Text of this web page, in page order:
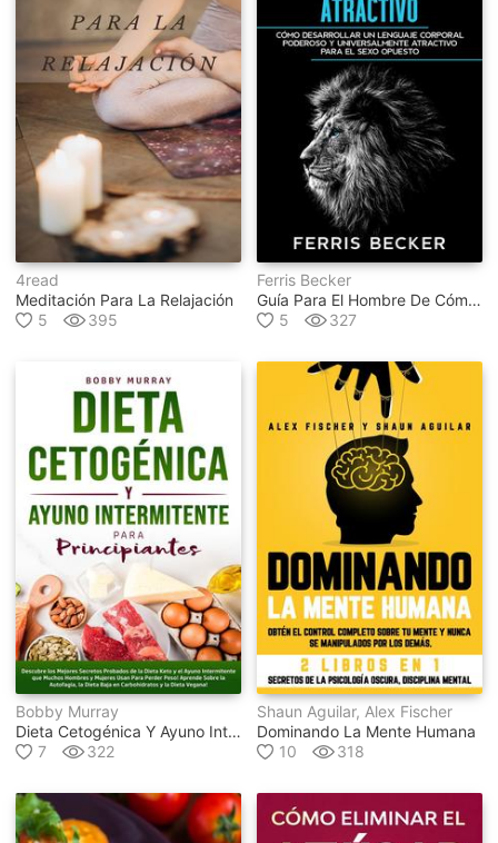
4read
Meditación Para La Relajación
5
395
Ferris Becker
Guía Para El Hombre De Cómo Tener Un Lenguaje Corporal Atractivo
5
327
Bobby Murray
Dieta Cetogénica Y Ayuno Intermitente Para Principiantes
7
322
Shaun Aguilar, Alex Fischer
Dominando La Mente Humana
10
318